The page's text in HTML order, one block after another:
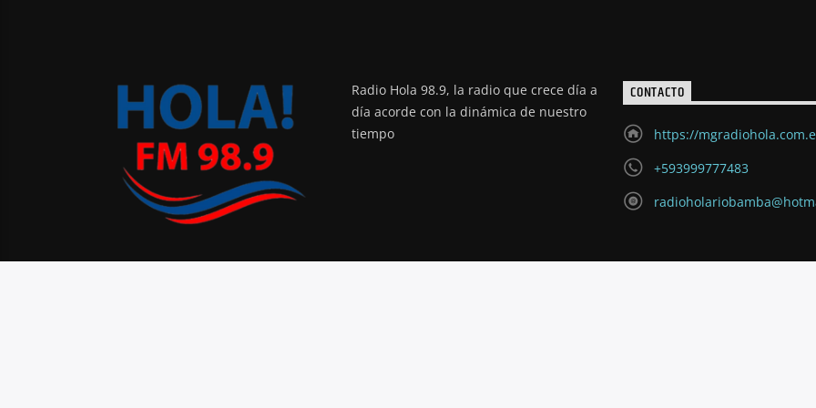
Radio Hola 98.9, la radio que crece día a
día acorde con la dinámica de nuestro
tiempo
CONTACTO
https://
+593999777483